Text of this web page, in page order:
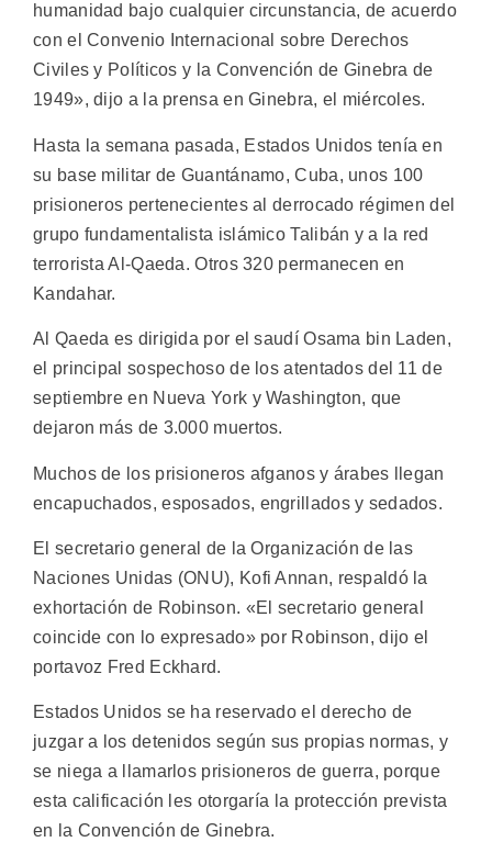
humanidad bajo cualquier circunstancia, de acuerdo
con el Convenio Internacional sobre Derechos
Civiles y Políticos y la Convención de Ginebra de
1949», dijo a la prensa en Ginebra, el miércoles.
Hasta la semana pasada, Estados Unidos tenía en
su base militar de Guantánamo, Cuba, unos 100
prisioneros pertenecientes al derrocado régimen del
grupo fundamentalista islámico Talibán y a la red
terrorista Al-Qaeda. Otros 320 permanecen en
Kandahar.
Al Qaeda es dirigida por el saudí Osama bin Laden,
el principal sospechoso de los atentados del 11 de
septiembre en Nueva York y Washington, que
dejaron más de 3.000 muertos.
Muchos de los prisioneros afganos y árabes llegan
encapuchados, esposados, engrillados y sedados.
El secretario general de la Organización de las
Naciones Unidas (ONU), Kofi Annan, respaldó la
exhortación de Robinson. «El secretario general
coincide con lo expresado» por Robinson, dijo el
portavoz Fred Eckhard.
Estados Unidos se ha reservado el derecho de
juzgar a los detenidos según sus propias normas, y
se niega a llamarlos prisioneros de guerra, porque
esta calificación les otorgaría la protección prevista
en la Convención de Ginebra.